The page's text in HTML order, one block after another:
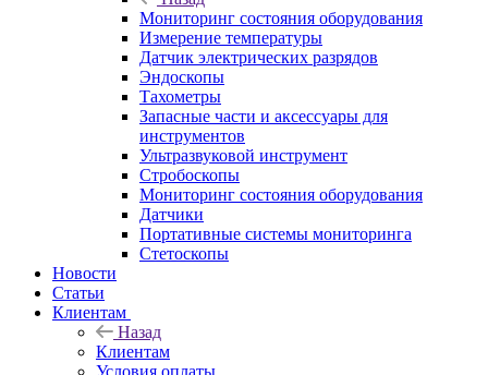
Мониторинг состояния оборудования
Измерение температуры
Датчик электрических разрядов
Эндоскопы
Тахометры
Запасные части и аксессуары для
инструментов
Ультразвуковой инструмент
Стробоскопы
Мониторинг состояния оборудования
Датчики
Портативные системы мониторинга
Стетоскопы
Новости
Статьи
Клиентам
Назад
Клиентам